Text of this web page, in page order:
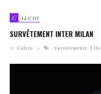
C ALCIO
SURVÊTEMENT INTER MILAN
Calcio Survêtements Nike